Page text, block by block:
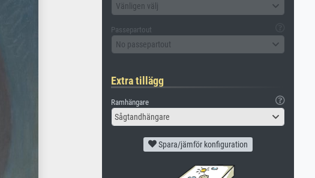
Vänligen välj
Passepartout
No passepartout
Extra tillägg
Ramhängare
Sågtandhängare
Spara/jämför konfiguration